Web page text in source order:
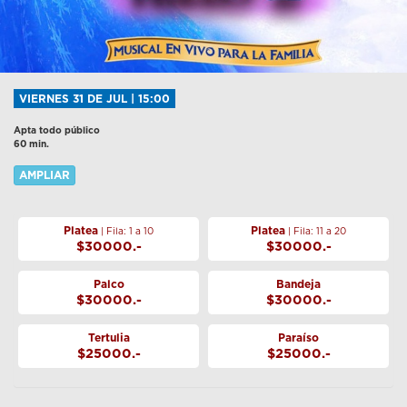
VIERNES 31 DE JUL | 15:00
Apta todo público
60 min.
AMPLIAR
Platea | Fila: 1 a 10
$30000.-
Platea | Fila: 11 a 20
$30000.-
Palco
$30000.-
Bandeja
$30000.-
Tertulia
$25000.-
Paraíso
$25000.-